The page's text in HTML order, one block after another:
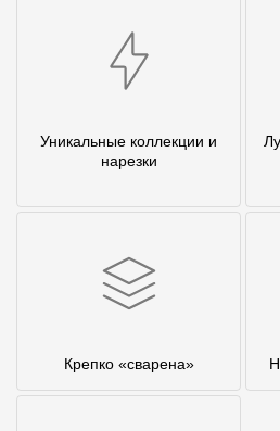
Уникальные коллекции и
нарезки
Крепко «сварена»